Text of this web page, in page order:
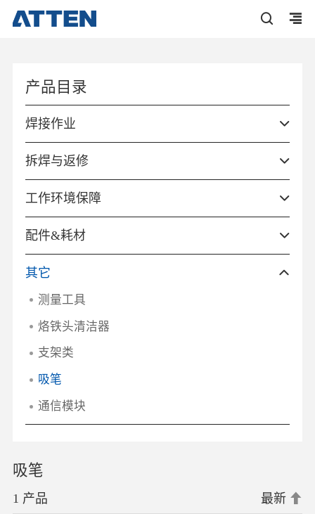
产品目录
焊接作业
拆焊与返修
工作环境保障
配件&耗材
其它
测量工具
烙铁头清洁器
支架类
吸笔
通信模块
吸笔
1 产品 最新